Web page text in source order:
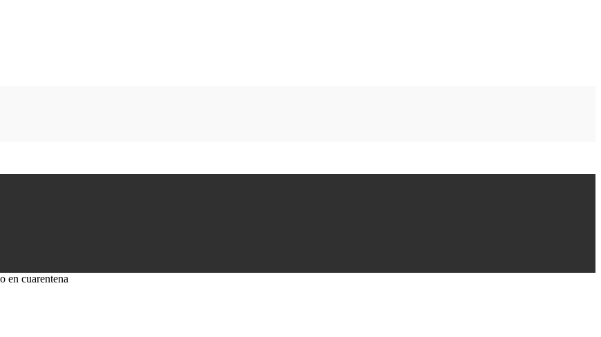
en cuarentena